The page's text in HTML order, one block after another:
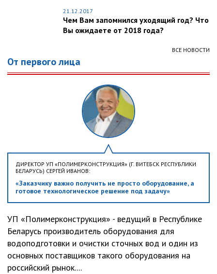
21.12.2017
Чем Вам запомнился уходящий год? Что
Вы ожидаете от 2018 года?
ВСЕ НОВОСТИ
От первого лица
ДИРЕКТОР УП «ПОЛИМЕРКОНСТРУКЦИЯ» (Г. ВИТЕБСК РЕСПУБЛИКИ
БЕЛАРУСЬ) СЕРГЕЙ ИВАНОВ:
«Заказчику важно получить не просто оборудование, а
готовое технологическое решение под задачу»
УП «Полимерконструкция» - ведущий в Республике
Беларусь производитель оборудования для
водоподготовки и очистки сточных вод и один из
основных поставщиков такого оборудования на
российский рынок....